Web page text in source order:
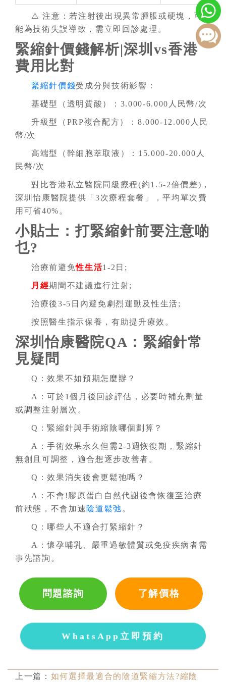
⚠️ 注意：若注射後出現異常腫脹或硬塊，可
能為技術失誤導致，需立即回診處理。
緊縮針價錢解析|深圳vs香港
費用比對
緊縮針價錢受成分與技術影響：
基礎型（透明質酸）：3.000-6.000人民幣/次
升級型（PRP複合配方）：8.000-12.000人民
幣/次
高端型（幹細胞萃取液）：15.000-20.000人
民幣/次
對比香港私立醫院同級療程(約1.5-2倍價差)，
深圳怡康醫院提供「3次療程套餐」，平均單次費
用可省40%。
小貼士：打緊縮針前要注意啲
乜?
治療前避免性生活1-2日;
月經期間不建議進行注射;
治療後3-5日內避免劇烈運動及性生活;
按照醫生指示保養，有助提升療效。
深圳怡康醫院QA：緊縮針常
見疑問
Q：效果不如預期怎麼辦？
A：可於1個月後回診評估，必要時補充劑量
或調整注射層次。
Q：緊縮針與手術縮陰哪個劃算？
A：手術效果永久但需2-3週恢復期，緊縮針
無創且可調整，適合想逐步改善者。
Q：效果消失後會更鬆弛嗎？
A：不會!膠原蛋白自然代謝後會恢復至治療
前狀態，不會加速 陰道鬆弛 。
Q：哪些人不適合打緊縮針？
A：懷孕哺乳、嚴重過敏體質或免疫疾病者需
事先諮詢。
問題諮詢 了解價格
WhatsApp立即預約
上一篇： 如何選擇最適合的陰道緊縮方法?縮陰